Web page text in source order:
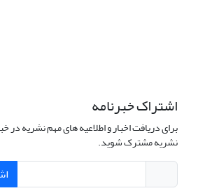
اشتراک خبرنامه
برای دریافت اخبار و اطلاعیه های مهم نشریه در
نشریه مشترک شوید.